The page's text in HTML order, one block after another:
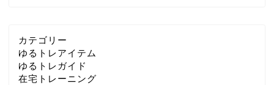
カテゴリー
ゆるトレアイテム
ゆるトレガイド
在宅トレーニング